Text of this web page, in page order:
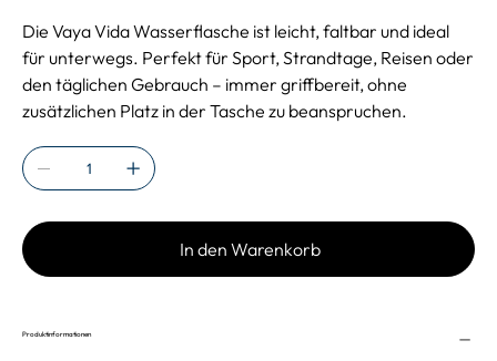
Die Vaya Vida Wasserflasche ist leicht, faltbar und ideal
für unterwegs. Perfekt für Sport, Strandtage, Reisen oder
den täglichen Gebrauch – immer griffbereit, ohne
zusätzlichen Platz in der Tasche zu beanspruchen.
In den Warenkorb
Produktinformationen